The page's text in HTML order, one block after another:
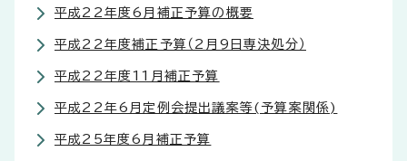
平成22年度6月補正予算の概要
平成22年度補正予算（2月9日専決処分）
平成22年度11月補正予算
平成22年6月定例会提出議案等(予算案関係)
平成25年度6月補正予算